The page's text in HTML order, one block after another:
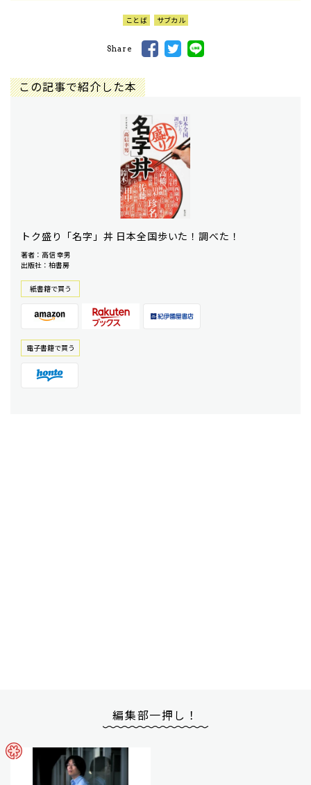
ことば サブカル
Share
この記事で紹介した本
トク盛り「名字」丼 日本全国歩いた！調べた！
著者：高信 幸男
出版社：柏書房
紙書籍で買う
電⼦書籍で買う
編集部一押し！